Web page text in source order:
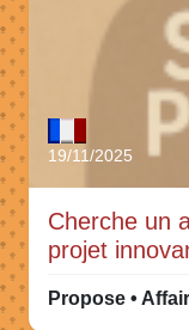
19/11/2025
Cherche un
projet
Propose •